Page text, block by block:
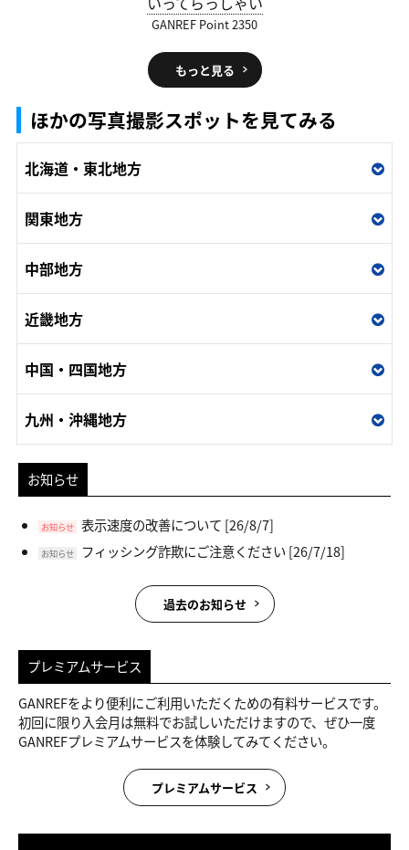
GANREF Point 2350
もっと見る
ほかの写真撮影スポットを見てみる
北海道・東北地方
関東地方
中部地方
近畿地方
中国・四国地方
九州・沖縄地方
お知らせ
お知らせ 表示速度の改善について [26/8/7]
お知らせ フィッシング詐欺にご注意ください[26/7/18]
過去のお知らせ
プレミアムサービス
GANREFをより便利にご利用いただくための有料サービスです。
初回に限り入会月は無料でお試しいただけますので、ぜひ一度
GANREFプレミアムサービスを体験してみてください。
プレミアムサービス